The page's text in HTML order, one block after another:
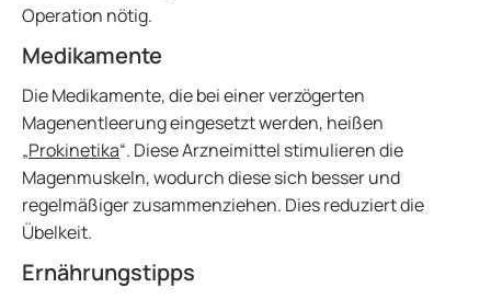
Operation nötig.
Medikamente
Die Medikamente, die bei einer verzögerten
Magenentleerung eingesetzt werden, heißen
„Prokinetika“. Diese Arzneimittel stimulieren die
Magenmuskeln, wodurch diese sich besser und
regelmäßiger zusammenziehen. Dies reduziert die
Übelkeit.
Ernährungstipps